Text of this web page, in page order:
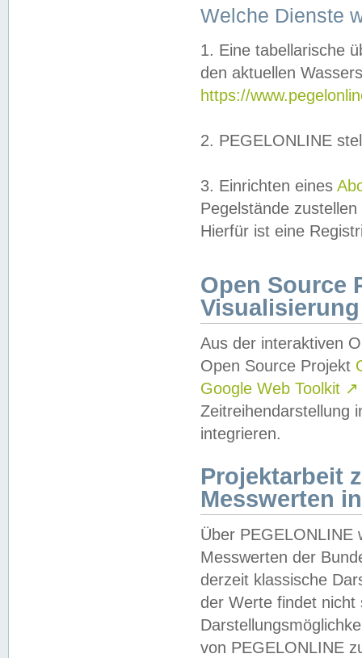
Welche Dienste
1. Eine tabellarische
den aktuellen
https://
2. PEGELONLINE
3. Einrichten eines
Pegelstände
Hierfür ist eine
Open Source
Visualisierung
Aus der interaktiven
Open Source Projekt
Google Web Toolkit ↗
Zeitreihendarstellung
integrieren.
Projektarbeit
Messwerten
Über PEGELONLINE
Messwerten der
derzeit klassische
der Werte findet
von PEGELONLINE